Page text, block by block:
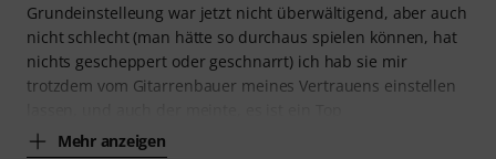
Grundeinstelleung war jetzt nicht überwältigend, aber auch
nicht schlecht (man hätte so durchaus spielen können, hat
nichts gescheppert oder geschnarrt) ich hab sie mir
trotzdem vom Gitarrenbauer meines Vertrauens einstellen
Mehr anzeigen